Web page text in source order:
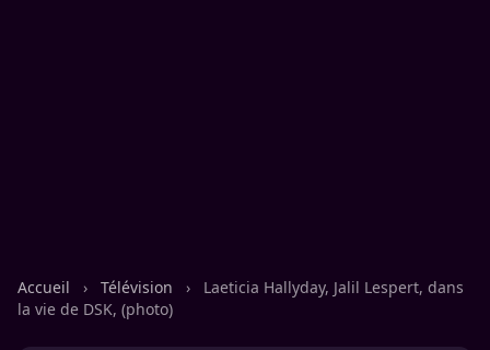
Accueil › Télévision ›
Laeticia Hallyday, Jalil Lespert, dans
la vie de DSK, (photo)